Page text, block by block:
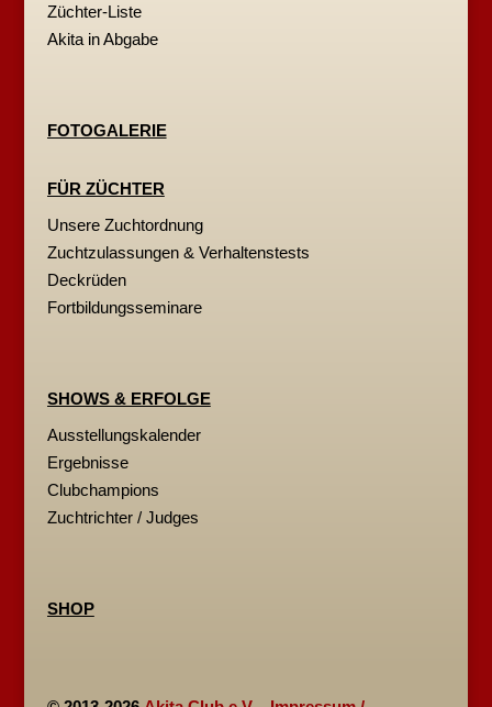
Züchter-Liste
Akita in Abgabe
FOTOGALERIE
FÜR ZÜCHTER
Unsere Zuchtordnung
Zuchtzulassungen & Verhaltenstests
Deckrüden
Fortbildungsseminare
SHOWS & ERFOLGE
Ausstellungskalender
Ergebnisse
Clubchampions
Zuchtrichter / Judges
SHOP